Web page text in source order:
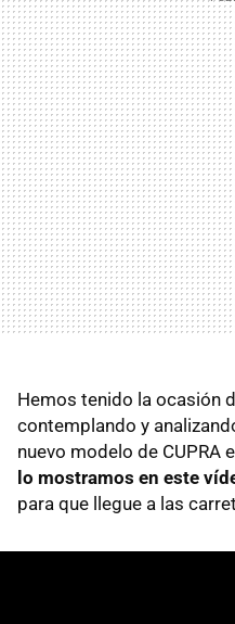
Hemos tenido la ocasión
contemplando y
nuevo modelo de CUPRA
lo mostramos en este
para que llegue a las